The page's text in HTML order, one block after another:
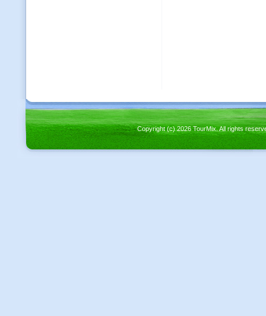
Copyright (c) 2026 TourMix. All rights